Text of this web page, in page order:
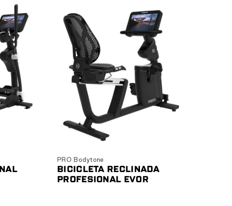
Ver producto
PRO Bodytone
BICICLETA RECLINADA
PROFESIONAL EVOR